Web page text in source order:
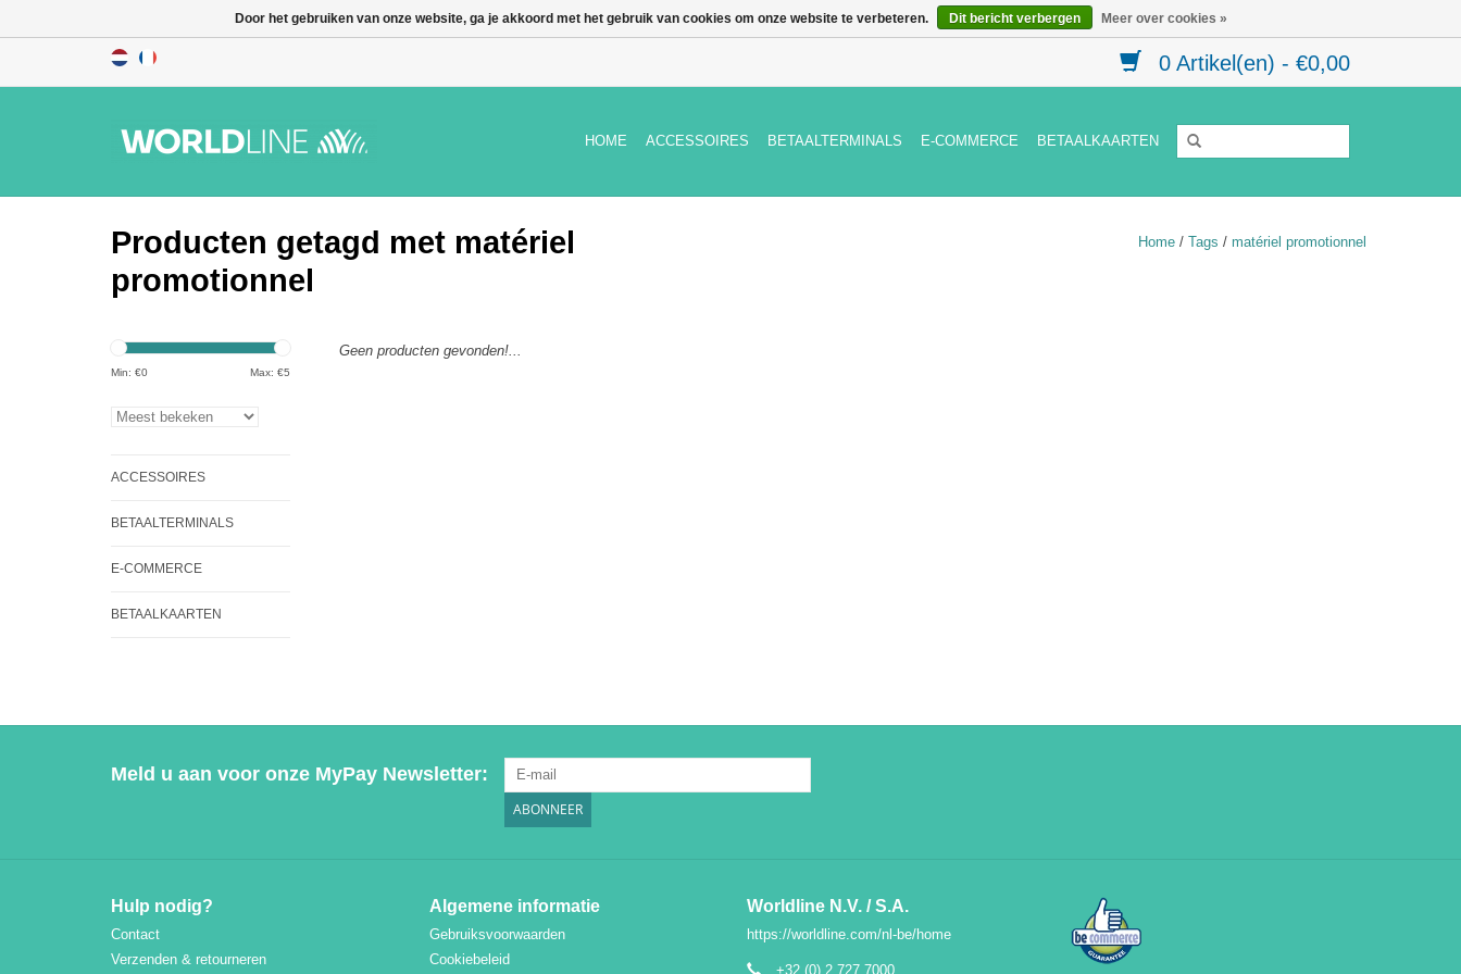
0 Artikel(en) - €0,00
HOME ACCESSOIRES BETAALTERMINALS E-COMMERCE BETAALKAARTEN
Producten getagd met matériel
promotionnel
Home / Tags / matériel promotionnel
Min: €0 Max: €5
ACCESSOIRES
BETAALTERMINALS
E-COMMERCE
BETAALKAARTEN
Geen producten gevonden!...
Meld u aan voor onze MyPay Newsletter:
ABONNEER
Hulp nodig?
Contact
Verzenden & retourneren
Algemene informatie
Gebruiksvoorwaarden
Cookiebeleid
Worldline N.V. / S.A.
https://worldline.com/nl-be/home
+32 (0) 2 727 7000
Door het gebruiken van onze website, ga je akkoord met het gebruik van cookies om onze website te verbeteren. Dit bericht verbergen Meer over cookies »